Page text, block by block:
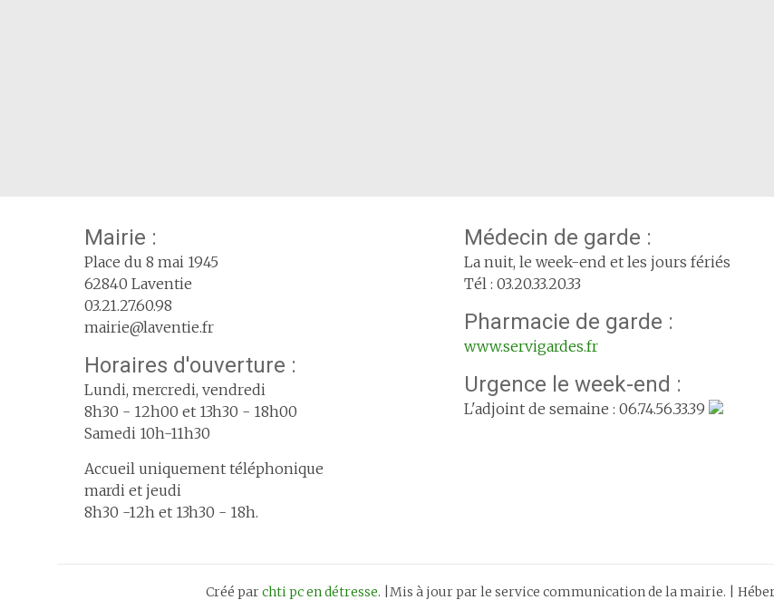
Mairie :
Place du 8 mai 1945
62840 Laventie
03.21.27.60.98
mairie@laventie.fr
Horaires d'ouverture :
Lundi, mercredi, vendredi
8h30 - 12h00 et 13h30 - 18h00
Samedi 10h-11h30
Accueil uniquement téléphonique
mardi et jeudi
8h30 -12h et 13h30 - 18h.
Médecin de garde :
La nuit, le week-end et les jours fériés
Tél : 03.20.33.20.33
Pharmacie de garde :
www.servigardes.fr
Urgence le week-end :
L'adjoint de semaine : 06.74.56.33.39
Créé parchti pc en détresse. |Mis à jour par le service communication de la mairie. |